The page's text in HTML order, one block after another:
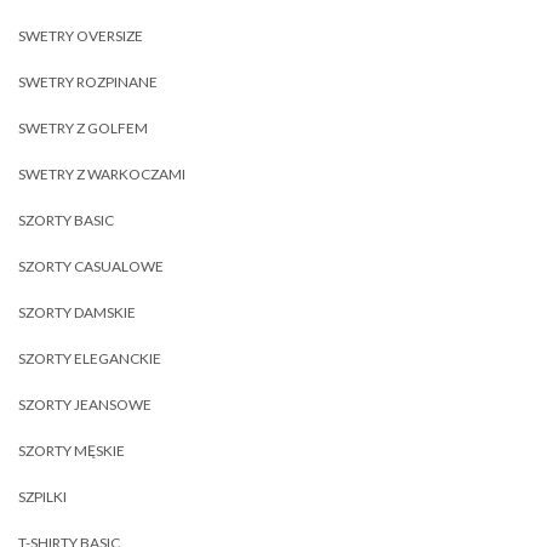
SWETRY OVERSIZE
SWETRY ROZPINANE
SWETRY Z GOLFEM
SWETRY Z WARKOCZAMI
SZORTY BASIC
SZORTY CASUALOWE
SZORTY DAMSKIE
SZORTY ELEGANCKIE
SZORTY JEANSOWE
SZORTY MĘSKIE
SZPILKI
T-SHIRTY BASIC